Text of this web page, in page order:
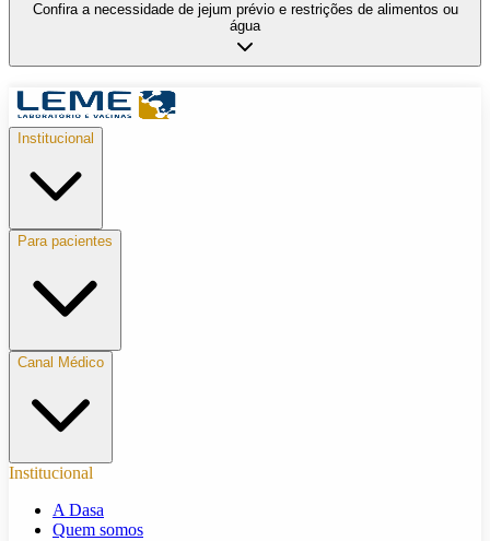
Confira a necessidade de jejum prévio e restrições de alimentos ou
água
Institucional
Para pacientes
Canal Médico
Institucional
A Dasa
Quem somos